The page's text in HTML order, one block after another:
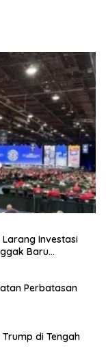
Investasi
Baru
Perbatasan
di Tengah